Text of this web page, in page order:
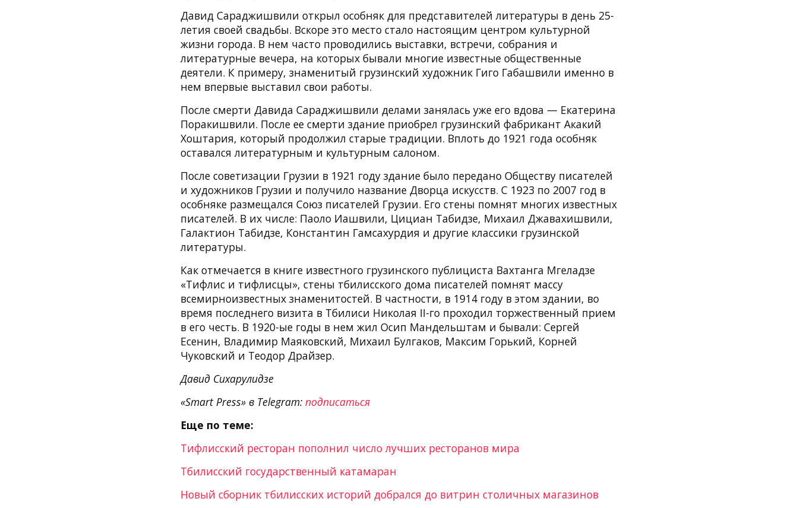
Давид Сараджишвили открыл особняк для представителей литературы в день 25-
летия своей свадьбы. Вскоре это место стало настоящим центром культурной
жизни города. В нем часто проводились выставки, встречи, собрания и
литературные вечера, на которых бывали многие известные общественные
деятели. К примеру, знаменитый грузинский художник Гиго Габашвили именно в
нем впервые выставил свои работы.
После смерти Давида Сараджишвили делами занялась уже его вдова — Екатерина
Поракишвили. После ее смерти здание приобрел грузинский фабрикант Акакий
Хоштария, который продолжил старые традиции. Вплоть до 1921 года особняк
оставался литературным и культурным салоном.
После советизации Грузии в 1921 году здание было передано Обществу писателей
и художников Грузии и получило название Дворца искусств. С 1923 по 2007 год в
особняке размещался Союз писателей Грузии. Его стены помнят многих известных
писателей. В их числе: Паоло Иашвили, Цициан Табидзе, Михаил Джавахишвили,
Галактион Табидзе, Константин Гамсахурдия и другие классики грузинской
литературы.
Как отмечается в книге известного грузинского публициста Вахтанга Мгеладзе
«Тифлис и тифлисцы», стены тбилисского дома писателей помнят массу
всемирноизвестных знаменитостей. В частности, в 1914 году в этом здании, во
время последнего визита в Тбилиси Николая II-го проходил торжественный прием
в его честь. В 1920-ые годы в нем жил Осип Мандельштам и бывали: Сергей
Есенин, Владимир Маяковский, Михаил Булгаков, Максим Горький, Корней
Чуковский и Теодор Драйзер.
Давид Сихарулидзе
«Smart Press» в Telegram: подписаться
Еще по теме:
Тифлисский ресторан пополнил число лучших ресторанов мира
Тбилисский государственный катамаран
Новый сборник тбилисских историй добрался до витрин столичных магазинов